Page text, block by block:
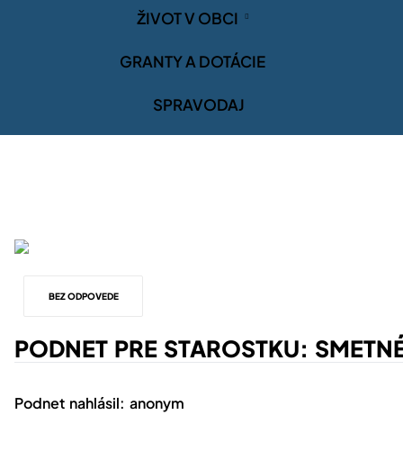
ŽIVOT V OBCI
GRANTY A DOTÁCIE
SPRAVODAJ
BEZ ODPOVEDE
PODNET PRE STAROSTKU:
Podnet nahlásil: anonym